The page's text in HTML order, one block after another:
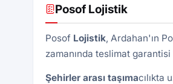
Posof Lojistik
Posof Lojistik, Ardahan'ın
zamanında teslimat
Şehirler arası taşımacılıkta